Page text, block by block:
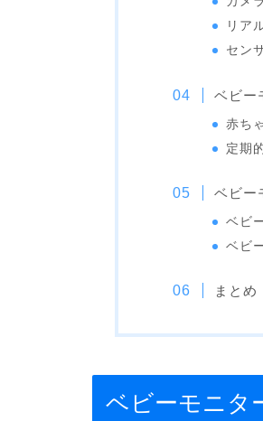
リア
セン
ベビー
赤ち
定期
ベビー
ベビ
ベビ
まとめ
ベビーモニタ